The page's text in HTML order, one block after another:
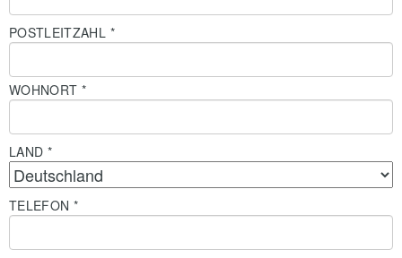
POSTLEITZAHL *
WOHNORT *
LAND *
TELEFON *